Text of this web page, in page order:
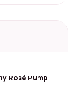
Rosé Pump